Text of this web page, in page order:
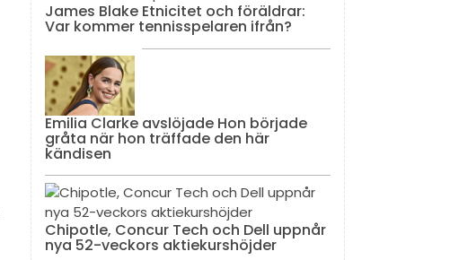
James Blake Etnicitet och föräldrar:
Var kommer tennisspelaren ifrån?
Emilia Clarke avslöjade Hon började
gråta när hon träffade den här
kändisen
Chipotle, Concur Tech och Dell uppnår
nya 52-veckors aktiekurshöjder